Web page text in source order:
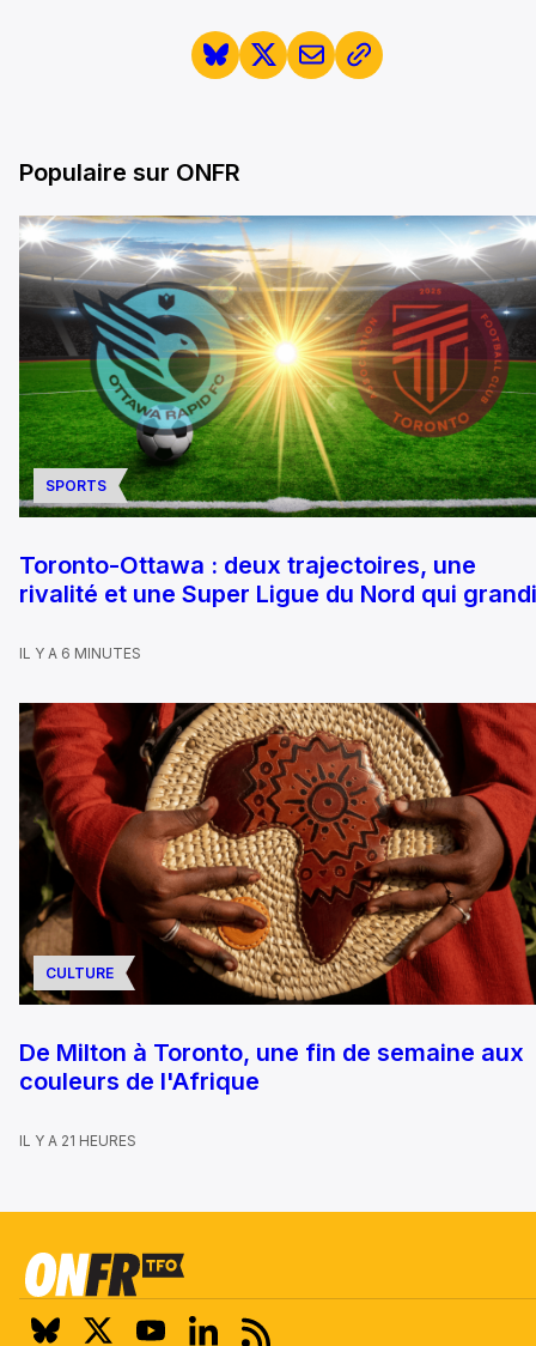
Populaire sur ONFR
SPORTS
Toronto-Ottawa : deux trajectoires, une
rivalité et une Super Ligue du Nord qui
IL Y A 6 MINUTES
CULTURE
De Milton à Toronto, une fin de semaine aux
couleurs de l'Afrique
IL Y A 21 HEURES